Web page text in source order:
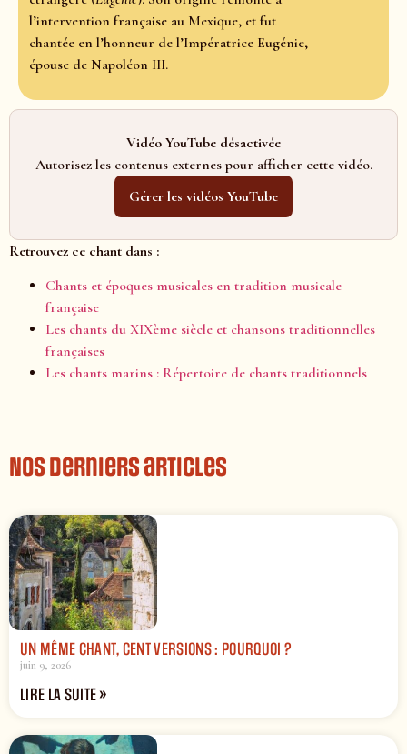
l’intervention française au Mexique, et fut
chantée en l’honneur de l’Impératrice Eugénie,
épouse de Napoléon III.
Vidéo YouTube désactivée
Autorisez les contenus externes pour afficher cette vidéo.
Gérer les vidéos YouTube
Retrouvez ce chant dans :
Chants et époques musicales en tradition musicale
française
Les chants du XIXème siècle et chansons traditionnelles
françaises
Les chants marins : Répertoire de chants traditionnels
Nos derniers articles
UN MÊME CHANT, CENT VERSIONS : POURQUOI ?
juin 9, 2026
LIRE LA SUITE »